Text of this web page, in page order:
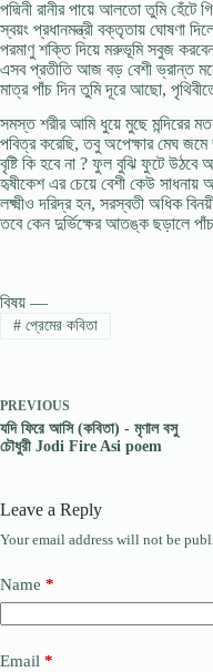
পদ্মিনী রানীর পায়ে আলতাে তুমি হেঁটে
স্বয়ং প্রধানমন্ত্রী বক্তৃতায় ঘােষণা
পরমাণু শক্তি দিয়ে মরুভূমি সবুজ
এসব প্রতীতি আজ বড় বেশী ভ্রান্ত
মাত্র পাঁচ দিন তুমি দূরে আছো,
সমস্ত শরীর আমি ধুয়ে মুছে মন্দিরের মত
পবিত্র করেছি, তবু অপেক্ষার মেঘ
বৃষ্টি কি হবে না ? ফুল বুঝি ফুটে উঠবে
হৃষীকেশ এর চেয়ে বেশী কেউ সাধনায়
লক্ষ্মীও দরিদ্র হন, সরস্বতী অধিক
তবে কেন দুর্ভিক্ষের আতঙ্ক ছড়ালে
বিষয় —
#প্রেমের কবিতা
PREVIOUS
যদি ফিরে আসি (কবিতা) - মৃণাল বসু
চৌধুরী Jodi Fire Asi poem
Leave a Reply
Your email address will not be
Name *
Email *